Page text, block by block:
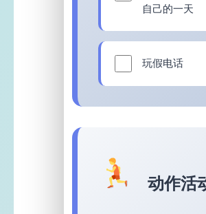
自己的一天
玩假电话
动作活